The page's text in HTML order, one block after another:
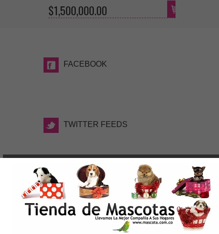
$1,500,000.00
FACEBOOK
TWITTER FEEDS
TAGS
WWW.MASCOTA.COM.CO, Date la Oportunidad de
elegir el nuevo integrante de tu familia, Tienda de
Mascotas Medellin. Criaderos de Perros Medellin.
Venta de Mascotas Medellin, Cachorros Medellin,
Tienda de Mascotas Online en Medellin, Productos